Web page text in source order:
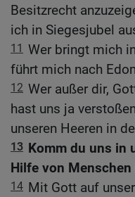
Besitzrecht
ich in Siegesjubel
11 Wer bringt mich
führt mich nach
12 Wer außer dir,
hast uns ja
unseren Heeren in
13 Komm du uns in
Hilfe von
14 Mit Gott auf